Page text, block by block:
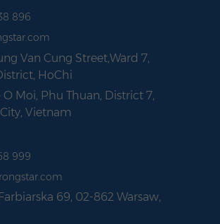
896
Van Cung Street,Ward 7,
HoChi
O Moi, Phu Thuan, District 7,
Vietnam
999
Farbiarska 69, 02-862 Warsaw,